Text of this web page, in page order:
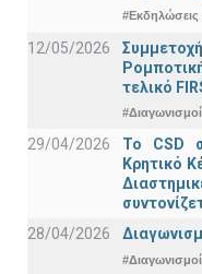
#Εκδηλώσεις
12/05/2026
τελικό
#Διαγωνισμοί
29/04/2026
Το CSD
Κρητικό
28/04/2026
#Διαγωνισμοί